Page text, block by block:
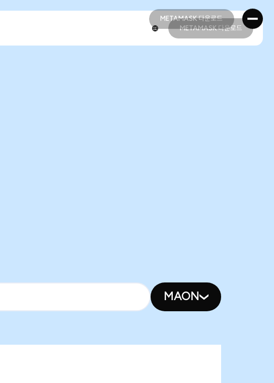
METAMASK 다운로드
METAMASK 다운로드
METAMASK 다운로드
MAON